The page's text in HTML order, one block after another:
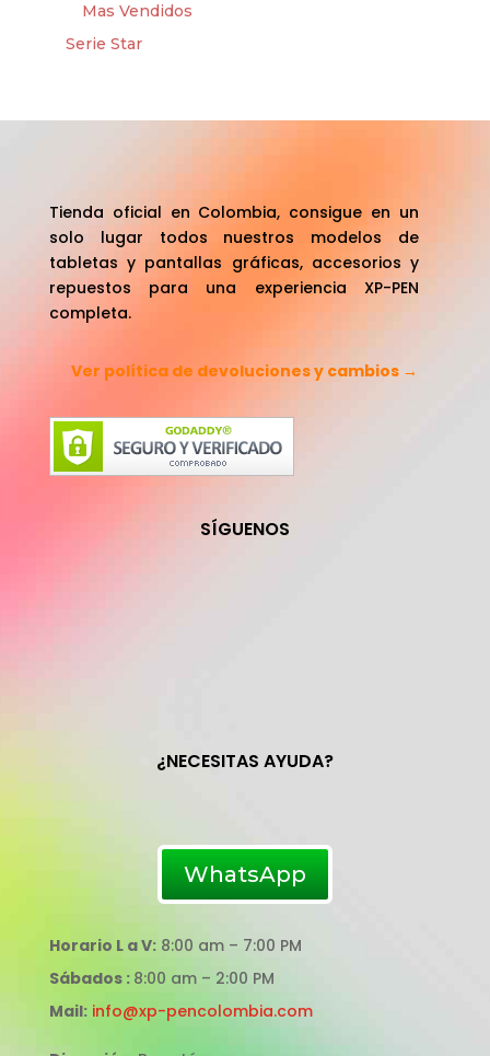
Mas Vendidos
Serie Star
Tienda oficial en Colombia, consigue en un
solo lugar todos nuestros modelos de
tabletas y pantallas gráficas, accesorios y
repuestos para una experiencia XP-PEN
completa.
Ver política de devoluciones y cambios →
SÍGUENOS
¿NECESITAS AYUDA?
WhatsApp
Horario L a V:8:00 am – 7:00 PM
Sábados : 8:00 am – 2:00 PM
Mail: info@xp-pencolombia.com